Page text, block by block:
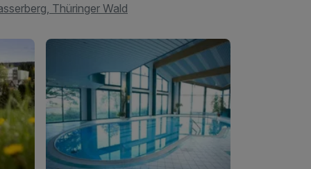
Thüringer Wald